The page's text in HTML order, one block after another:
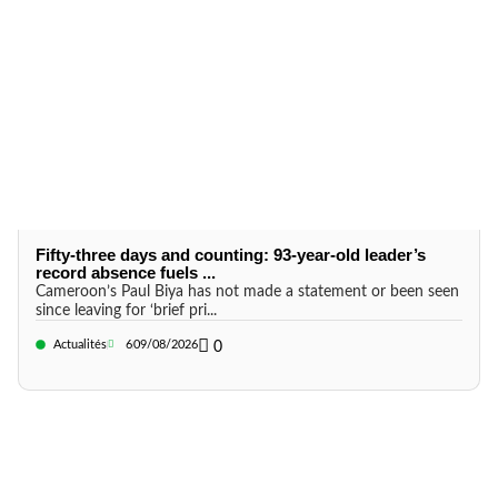
Fifty-three days and counting: 93-year-old leader’s
record absence fuels ...
Cameroon’s Paul Biya has not made a statement or been seen
since leaving for ‘brief pri...
Actualités 609/08/2026 0